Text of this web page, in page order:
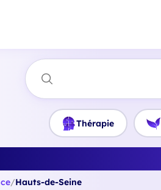
Thérapie
/Hauts-de-Seine